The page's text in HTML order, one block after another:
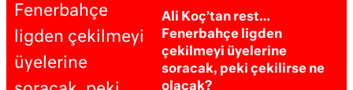
Ali Koç’tan rest…
Fenerbahçe ligden
çekilmeyi üyelerine
soracak, peki çekilirse ne
olacak?